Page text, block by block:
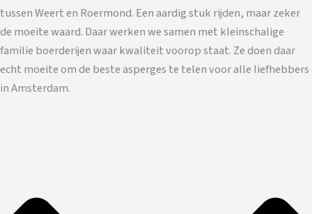
tussen Weert en Roermond. Een aardig stuk rijden, maar zeker
de moeite waard. Daar werken we samen met kleinschalige
familie boerderijen waar kwaliteit voorop staat. Ze doen daar
echt moeite om de beste asperges te telen voor alle liefhebbers
in Amsterdam.